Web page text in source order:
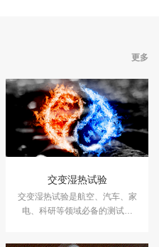
更多
交变湿热试验
交变湿热试验是航空、汽车、家
电、科研等领域必备的测试项